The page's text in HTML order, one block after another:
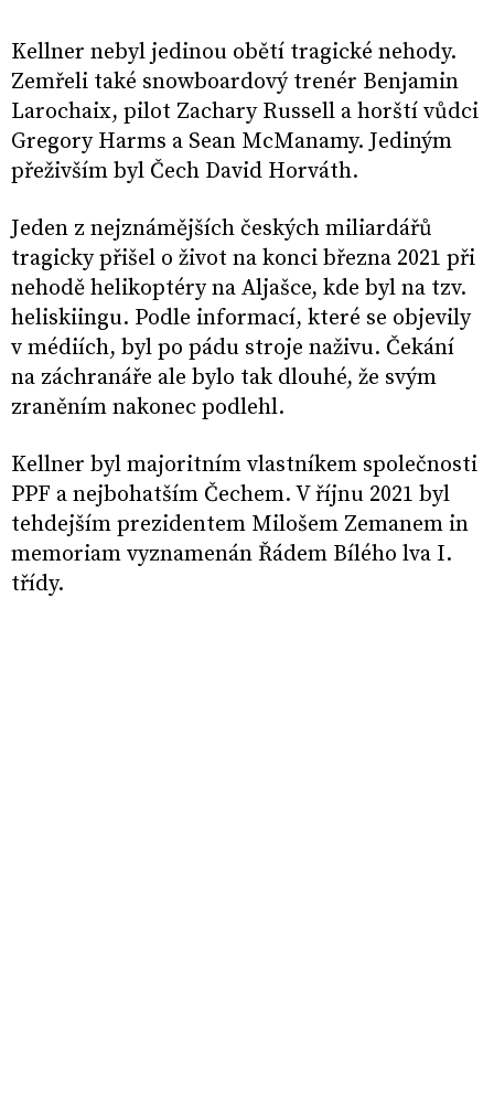
Kellner nebyl jedinou obětí tragické nehody.
Zemřeli také snowboardový trenér Benjamin
Larochaix, pilot Zachary Russell a horští vůdci
Gregory Harms a Sean McManamy. Jediným
přeživším byl Čech David Horváth.
Jeden z nejznámějších českých miliardářů
tragicky přišel o život na konci března 2021 při
nehodě helikoptéry na Aljašce, kde byl na tzv.
heliskiingu. Podle informací, které se objevily
v médiích, byl po pádu stroje naživu. Čekání
na záchranáře ale bylo tak dlouhé, že svým
zraněním nakonec podlehl.
Kellner byl majoritním vlastníkem společnosti
PPF a nejbohatším Čechem. V říjnu 2021 byl
tehdejším prezidentem Milošem Zemanem in
memoriam vyznamenán Řádem Bílého lva I.
třídy.